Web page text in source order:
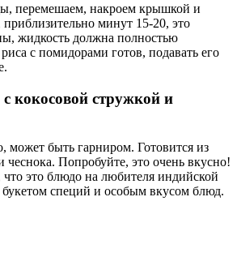
перемешаем, накроем крышкой и
минут 15-20, это
жидкость должна полностью
с помидорами готов, подавать его
кокосовой стружкой и
может быть гарниром. Готовится из
чеснока. Попробуйте, это очень вкусно!
что это блюдо на любителя индийской
специй и особым вкусом блюд.